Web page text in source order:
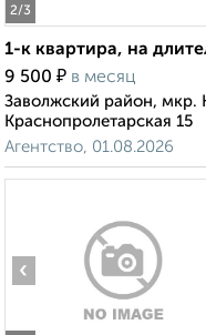
2/3
1-к квартира, на
9 500 ₽ в месяц
Заволжский район, мкр.
Краснопролетарская 15
Агентство, 01.08.2026
‹